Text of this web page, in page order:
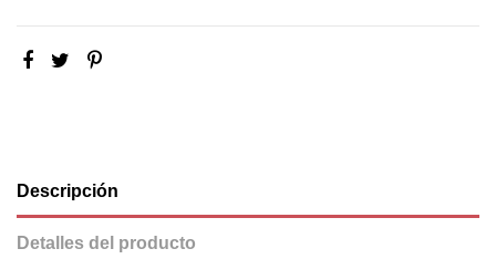
Descripción
Detalles del producto